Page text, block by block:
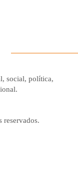
social, política,
reservados.